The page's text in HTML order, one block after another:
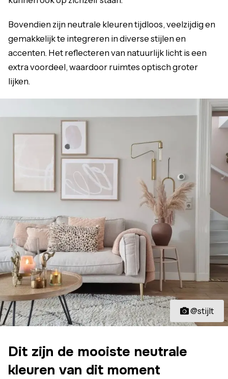
Bovendien zijn neutrale kleuren tijdloos, veelzijdig en
gemakkelijk te integreren in diverse stijlen en
accenten. Het reflecteren van natuurlijk licht is een
extra voordeel, waardoor ruimtes optisch groter
lijken.
@stijlt
Dit zijn de mooiste neutrale
kleuren van dit moment